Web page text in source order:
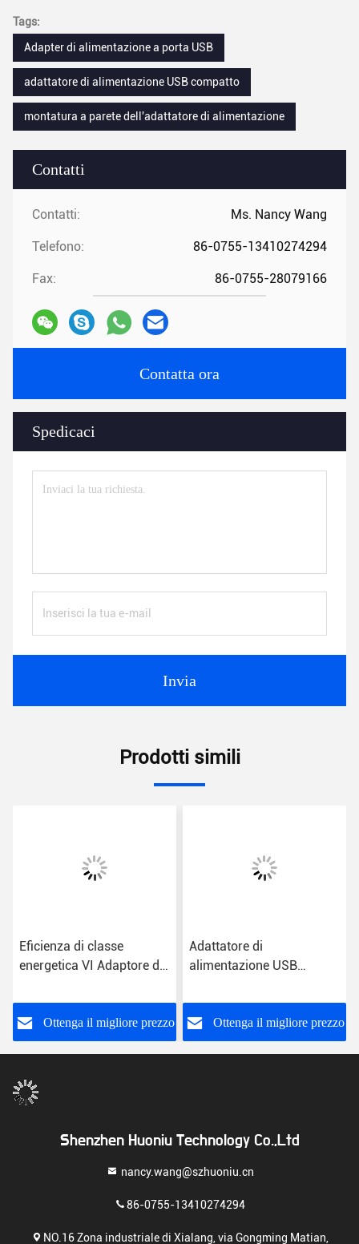
Contatti
Contatti: Ms. Nancy Wang
Telefono: 86-0755-13410274294
Fax: 86-0755-28079166
Contatta ora
Spedicaci
Invia
Tags:
Adapter di alimentazione a porta USB
adattatore di alimentazione USB compatto
montatura a parete dell'adattatore di alimentazione
Prodotti simili
Eficienza di classe
energetica VI Adaptore di
USB con ingresso CA per
uso universale
Ottenga il migliore prezzo
Adattatore di
alimentazione USB
energetica VI
Ottenga il migliore prezzo
Shenzhen Huoniu Technology Co.,Ltd
nancy.wang@szhuoniu.cn
86-0755-13410274294
NO.16 Zona industriale di Xialang, via Gongming Matian,